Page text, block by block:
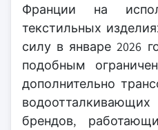
Франции на
текстильных
силу в январе 2026
подобным
дополнительно
брендов,